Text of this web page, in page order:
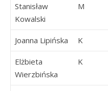
Stanisław
Kowalski
M
Joanna Lipińska K
Elżbieta
Wierzbińska
K